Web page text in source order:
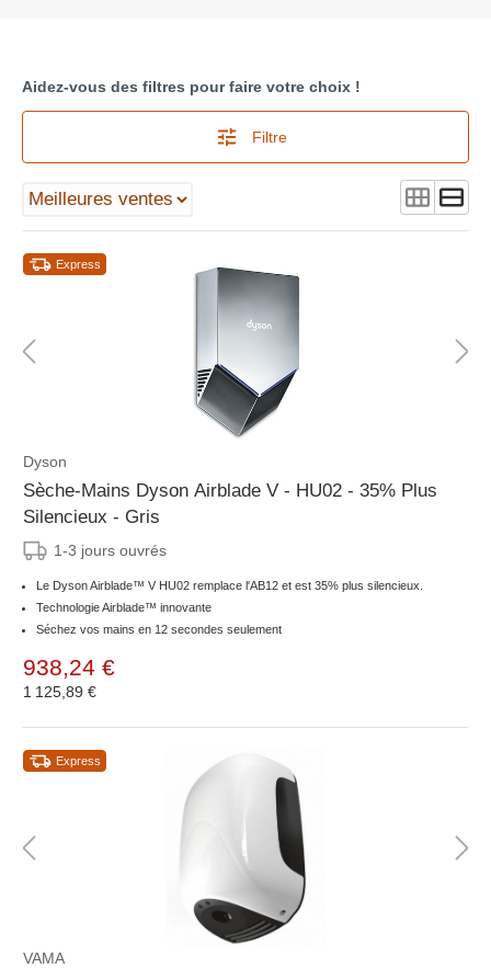
Aidez-vous des filtres pour faire votre choix !
Filtre
Express
Dyson
Sèche-Mains Dyson Airblade V - HU02 - 35% Plus
Silencieux - Gris
1-3 jours ouvrés
Le Dyson Airblade™ V HU02 remplace l'AB12 et est 35% plus silencieux.
Technologie Airblade™ innovante
Séchez vos mains en 12 secondes seulement
938,24 €
1 125,89 €
Express
VAMA